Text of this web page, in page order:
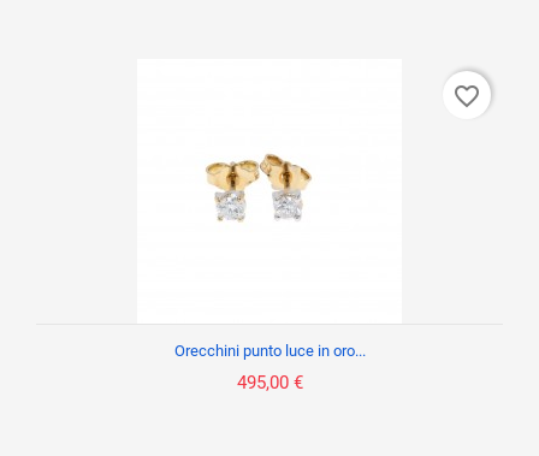
Orecchini punto luce in oro...
495,00 €
favorite_border